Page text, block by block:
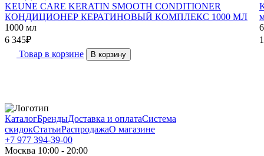
KEUNE CARE KERATIN SMOOTH CONDITIONER
КОНДИЦИОНЕР КЕРАТИНОВЫЙ КОМПЛЕКС 1000 МЛ
1000 мл
6 345₽
Товар в корзине
В корзину
КаталогБрендыДоставка и оплатаСистема
скидокСтатьиРаспродажаО магазине
+7 977 394-39-00
Москва 10:00 - 20:00